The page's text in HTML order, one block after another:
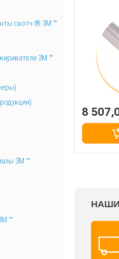
8
скотч ® 3M ™
3М ™
3М ™
™